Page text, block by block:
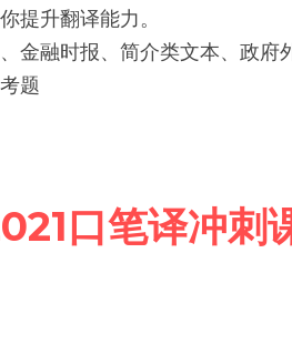
提升翻译能力。
金融时报、简介类文本、政
题
口笔译冲刺